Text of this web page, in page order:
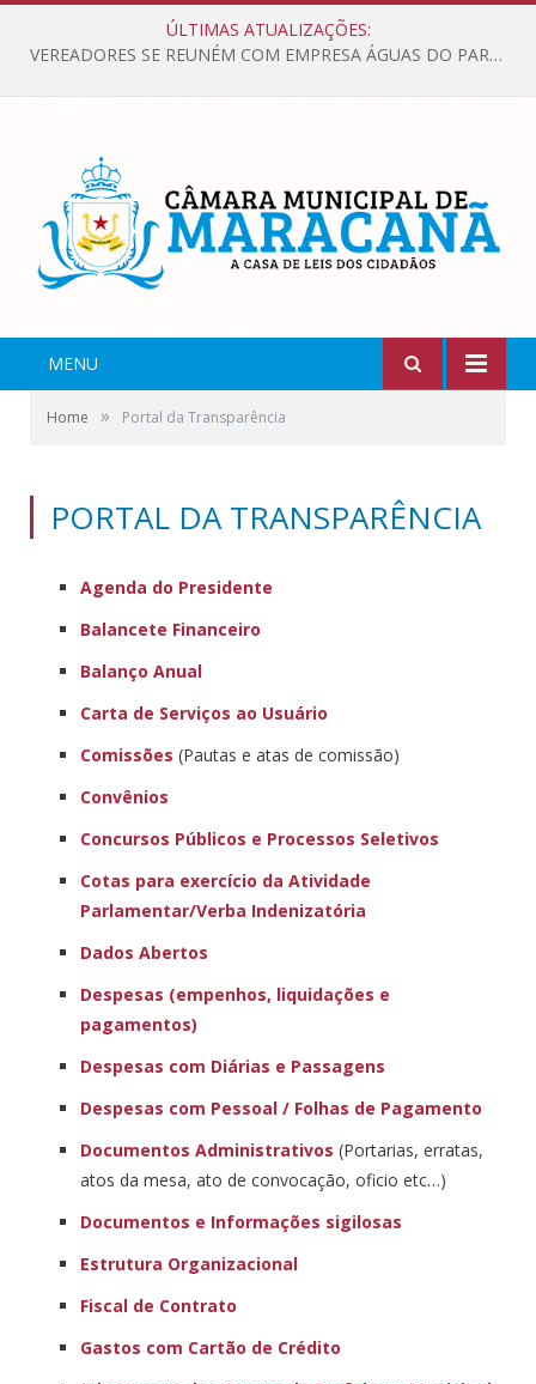
ÚLTIMAS ATUALIZAÇÕES:
VEREADORES SE REUNÉM COM EMPRESA ÁGUAS DO PARÁ, PARA APRESENTAR REIVINDICAÇÕES E MELHORIAS NA QUALIDADE DOS SERVIÇOS OFERECIDOS Á POPULAÇÃO.
MENU
Home » Portal da Transparência
PORTAL DA TRANSPARÊNCIA
Agenda do Presidente
Balancete Financeiro
Balanço Anual
Carta de Serviços ao Usuário
Comissões (Pautas e atas de comissão)
Convênios
Concursos Públicos e Processos Seletivos
Cotas para exercício da Atividade
Parlamentar/Verba Indenizatória
Dados Abertos
Despesas (empenhos, liquidações e
pagamentos)
Despesas com Diárias e Passagens
Despesas com Pessoal / Folhas de Pagamento
Documentos Administrativos (Portarias, erratas,
atos da mesa, ato de convocação, oficio etc…)
Documentos e Informações sigilosas
Estrutura Organizacional
Fiscal de Contrato
Gastos com Cartão de Crédito